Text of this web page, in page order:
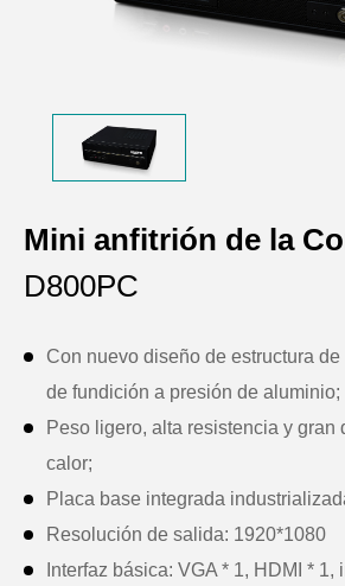
Mini anfitrión de la
D800PC
Con nuevo diseño de estructura
de fundición a presión de aluminio;
Peso ligero, alta resistencia y gran
calor;
Placa base integrada
Resolución de salida: 1920*1080
Interfaz básica: VGA * 1, HDMI * 1,